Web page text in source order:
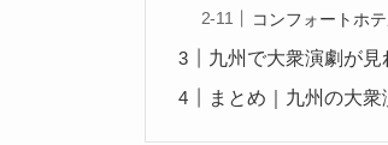
コンフォートホ
九州で大衆演劇が
まとめ｜九州の大